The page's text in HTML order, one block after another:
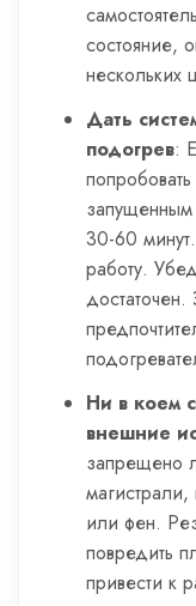
состояние,
нескольких
Дать
подогрев:
запущенным
30-60
работу.
Ни в коем
внешние
запрещено
магистрали,
или фен.
повредить
привести к